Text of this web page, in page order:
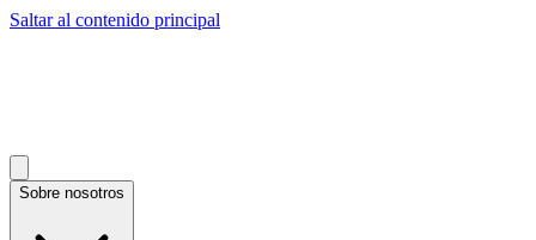
Saltar al contenido principal
Sobre nosotros